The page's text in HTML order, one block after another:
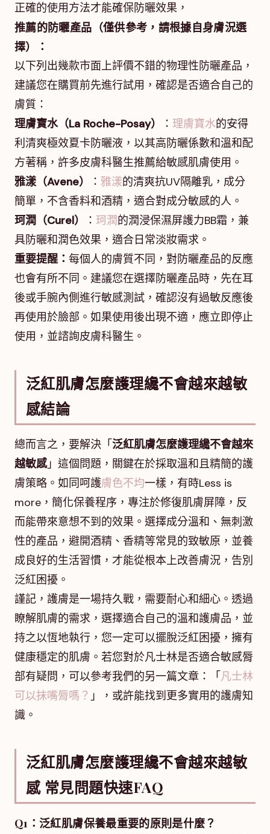
正確的使用方法才能確保防曬效果，
推薦的防曬產品（僅供參考，請根據自身膚況選
擇）：
以下列出幾款市面上評價不錯的物理性防曬產品，
建議您在購買前先進行試用，確認是否適合自己的
膚質：
理膚寶水（La Roche-Posay）
： 理膚寶水的安得
利清爽極效夏卡防曬液，以其高防曬係數和溫和配
方著稱，許多皮膚科醫生推薦給敏感肌膚使用。
雅漾（Avene）
： 雅漾的清爽抗UV隔離乳，成分
簡單，不含香料和酒精，適合對成分敏感的人。
珂潤（Curel）
： 珂潤的潤浸保濕屏護力BB霜，兼
具防曬和潤色效果，適合日常淡妝需求。
重要提醒： 每個人的膚質不同，對防曬產品的反應
也會有所不同。建議您在選擇防曬產品時，先在耳
後或手腕內側進行敏感測試，確認沒有過敏反應後
再使用於臉部。如果使用後出現不適，應立即停止
使用，並諮詢皮膚科醫生。
泛紅肌膚怎麼護理纔不會越來越敏
感結論
總而言之，要解決「泛紅肌膚怎麼護理纔不會越來
越敏感」這個問題，關鍵在於採取溫和且精簡的護
膚策略。如同呵護膚色不均一樣，有時Less is
more，簡化保養程序，專注於修復肌膚屏障，反
而能帶來意想不到的效果。選擇成分溫和、無刺激
性的產品，避開酒精、香精等常見的致敏原，並養
成良好的生活習慣，才能從根本上改善膚況，告別
泛紅困擾。
謹記，護膚是一場持久戰，需要耐心和細心。透過
瞭解肌膚的需求，選擇適合自己的溫和護膚品，並
持之以恆地執行，您一定可以擺脫泛紅困擾，擁有
健康穩定的肌膚。若您對於凡士林是否適合敏感脣
部有疑問，可以參考我們的另一篇文章：「凡士林
可以抹嘴脣嗎？ 」，或許能找到更多實用的護膚知
識。
泛紅肌膚怎麼護理纔不會越來越敏
感 常見問題快速FAQ
Q1：泛紅肌膚保養最重要的原則是什麼？